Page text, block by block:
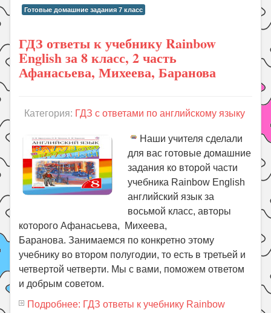
Готовые домашние задания 7 класс
ГДЗ ответы к учебнику Rainbow
English за 8 класс, 2 часть
Афанасьева, Михеева, Баранова
Категория: ГДЗ с ответами по английскому языку
Наши учителя сделали
для вас готовые домашние
задания ко второй части
учебника Rainbow English
английский язык за
восьмой класс, авторы
которого Афанасьева, Михеева,
Баранова. Занимаемся по конкретно этому
учебнику во втором полугодии, то есть в третьей и
четвертой четверти. Мы с вами, поможем ответом
и добрым советом.
Подробнее: ГДЗ ответы к учебнику Rainbow